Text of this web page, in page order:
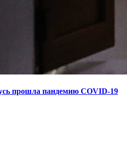
прошла пандемию COVID-19